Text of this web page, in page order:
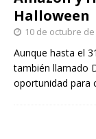
Halloween
10 de octubre de
Aunque hasta el
también llamado
oportunidad para